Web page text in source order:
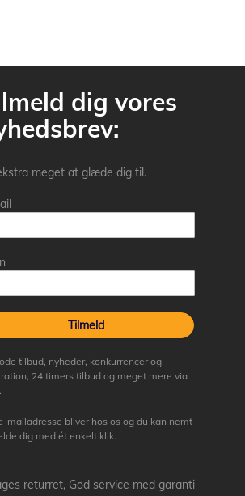
dig vores
meget at glæde dig til.
Tilmeld
tilbud, nyheder, konkurrencer og
24 timers tilbud og meget mere via
mailadresse bliver hos os og du kan nemt
dig med ét enkelt klik.
returret, God service med garanti